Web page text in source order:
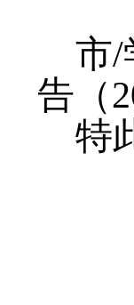
市/
告（
特